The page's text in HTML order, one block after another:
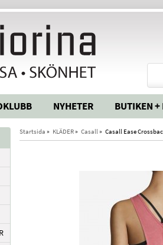
NYHETER BUTIKEN +
Startsida » KLÄDER» Casall » Casall Ease